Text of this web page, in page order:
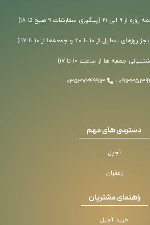
ارسال سفارشات یزد بجز روزهای تعطیل از ۱۰ تا ۲۰ و جمعه‌ها از ۱۰ تا ۱۷ (
جمعه ها از ساعت ۱۰ تا ۱۷)
03537249913
دسترسی های مهم
آجیل
زعفران
راهنمای مشتریان
خرید آجیل